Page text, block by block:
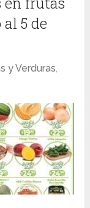
5 de
y Verduras,